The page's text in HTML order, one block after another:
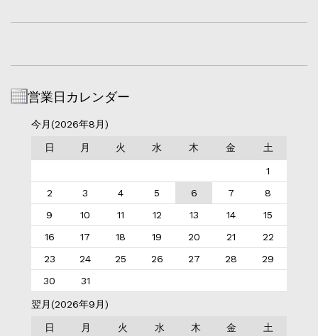
営業日カレンダー
今月(2026年8月)
日 月 火 水 木 金 土
1
2
3 4 5 6 7
8
9
10 11 12 13 14
15
16
17 18 19 20 21
22
23
24 25 26 27 28
29
30
31
翌月(2026年9月)
日 月 火 水 木 金 土